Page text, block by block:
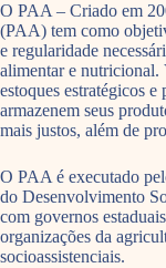
O PAA – Criado em
(PAA) tem como
e regularidade
alimentar e nutricional.
estoques estratégicos
armazenem seus
mais justos, além de
O PAA é executado
do Desenvolvimento
com governos
organizações da
socioassistenciais.